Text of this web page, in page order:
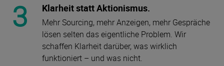
3 Klarheit statt Aktionismus.
Mehr Sourcing, mehr Anzeigen, mehr Gespräche
lösen selten das eigentliche Problem. Wir
schaffen Klarheit darüber, was wirklich
funktioniert – und was nicht.